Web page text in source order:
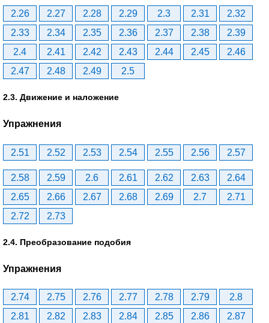
2.26 2.27 2.28 2.29 2.3 2.31
2.32
2.33
2.34 2.35 2.36 2.37 2.38
2.39
2.4
2.41 2.42 2.43 2.44 2.45
2.46
2.47
2.48 2.49 2.5
2.3. Движение и наложение
Упражнения
2.51 2.52 2.53 2.54 2.55 2.56 2.57
2.58 2.59 2.6 2.61 2.62 2.63
2.64
2.65
2.66 2.67 2.68 2.69 2.7
2.71
2.72
2.73
2.4. Преобразование подобия
Упражнения
2.74 2.75 2.76 2.77 2.78 2.79
2.8
2.81
2.82 2.83 2.84 2.85 2.86 2.87